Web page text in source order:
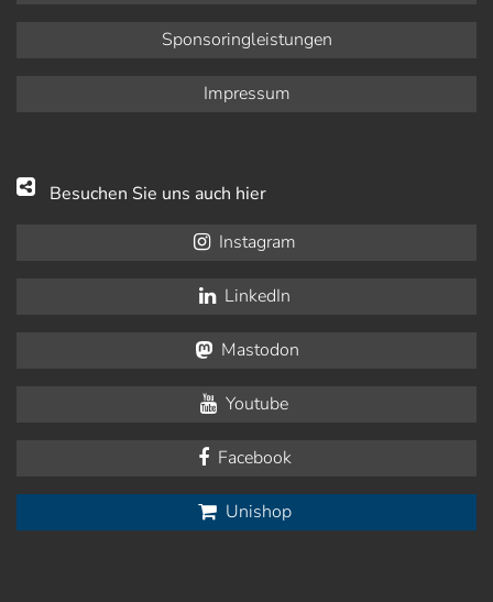
Sponsoringleistungen
Impressum
Besuchen Sie uns auch hier
Instagram
LinkedIn
Mastodon
Youtube
Facebook
Unishop